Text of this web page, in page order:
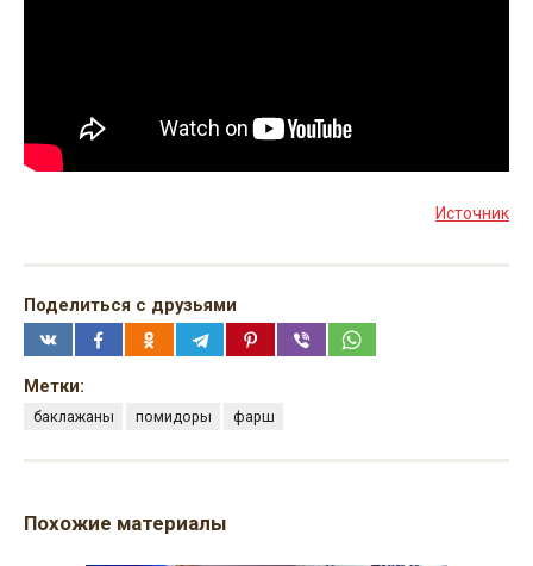
Источник
Поделиться с друзьями
Метки:
баклажаны помидоры фарш
Похожие материалы